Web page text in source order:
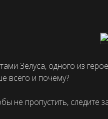
Зелуса, одного из
всего и почему?
не пропустить, следите